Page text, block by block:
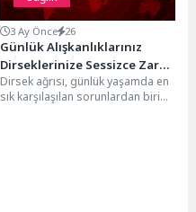
3 Ay Önce 26
Günlük Alışkanlıklarınız
Dirseklerinize Sessizce Zarar
Verebilir
Dirsek ağrısı, günlük yaşamda en
sık karşılaşılan sorunlardan biri